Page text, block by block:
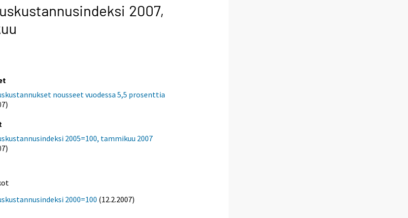
2007,
nousseet vuodessa 5,5 prosenttia
2005=100, tammikuu 2007
2000=100 (12.2.2007)